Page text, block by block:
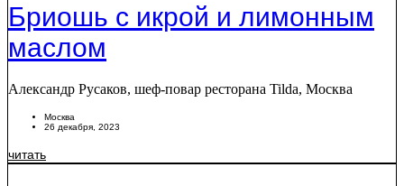
Бриошь с икрой и лимонным
маслом
Александр Русаков, шеф-повар ресторана Tilda, Москва
Москва
26 декабря, 2023
читать